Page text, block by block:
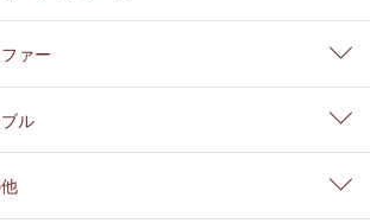
ァー
ル